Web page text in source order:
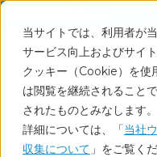
当サイトでは、利用者が
サービス向上およびサイ
クッキー（Cookie）を使
は閲覧を継続されること
されたものとみなします。
詳細については、「当社
収集について 」をご覧く
Service